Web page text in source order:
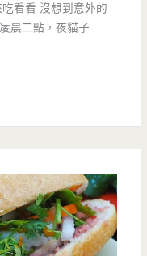
看看 沒想到意外的
晨二點，夜貓子